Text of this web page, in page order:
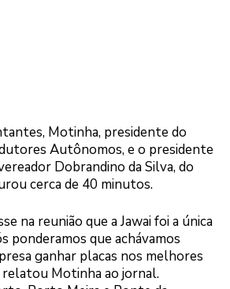
Motinha, presidente do
Autônomos, e o presidente
Dobrandino da Silva, do
cerca de 40 minutos.
na reunião que a Jawai foi a única
ponderamos que achávamos
ganhar placas nos melhores
relatou Motinha ao jornal.